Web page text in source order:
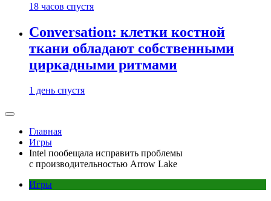
18 часов спустя
Conversation: клетки костной
ткани обладают собственными
циркадными ритмами
1 день спустя
Главная
Игры
Intel пообещала исправить проблемы
с производительностью Arrow Lake
Игры